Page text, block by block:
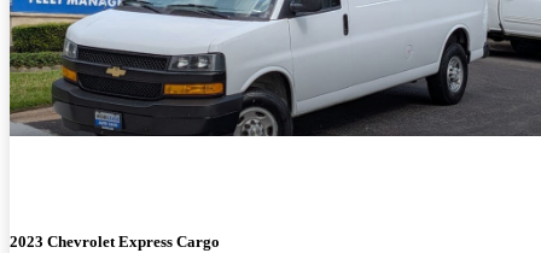
2023 Chevrolet Express Cargo